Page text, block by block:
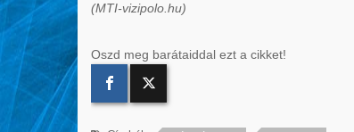
(MTI-vizipolo.hu)
Oszd meg barátaiddal ezt a cikket!